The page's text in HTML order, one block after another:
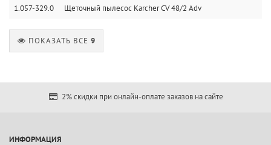
1.057-329.0 Щеточный пылесос Karcher CV 48/2 Adv
ПОКАЗАТЬ ВСЕ9
2% скидки при онлайн-оплате заказов на сайте
ИНФОРМАЦИЯ